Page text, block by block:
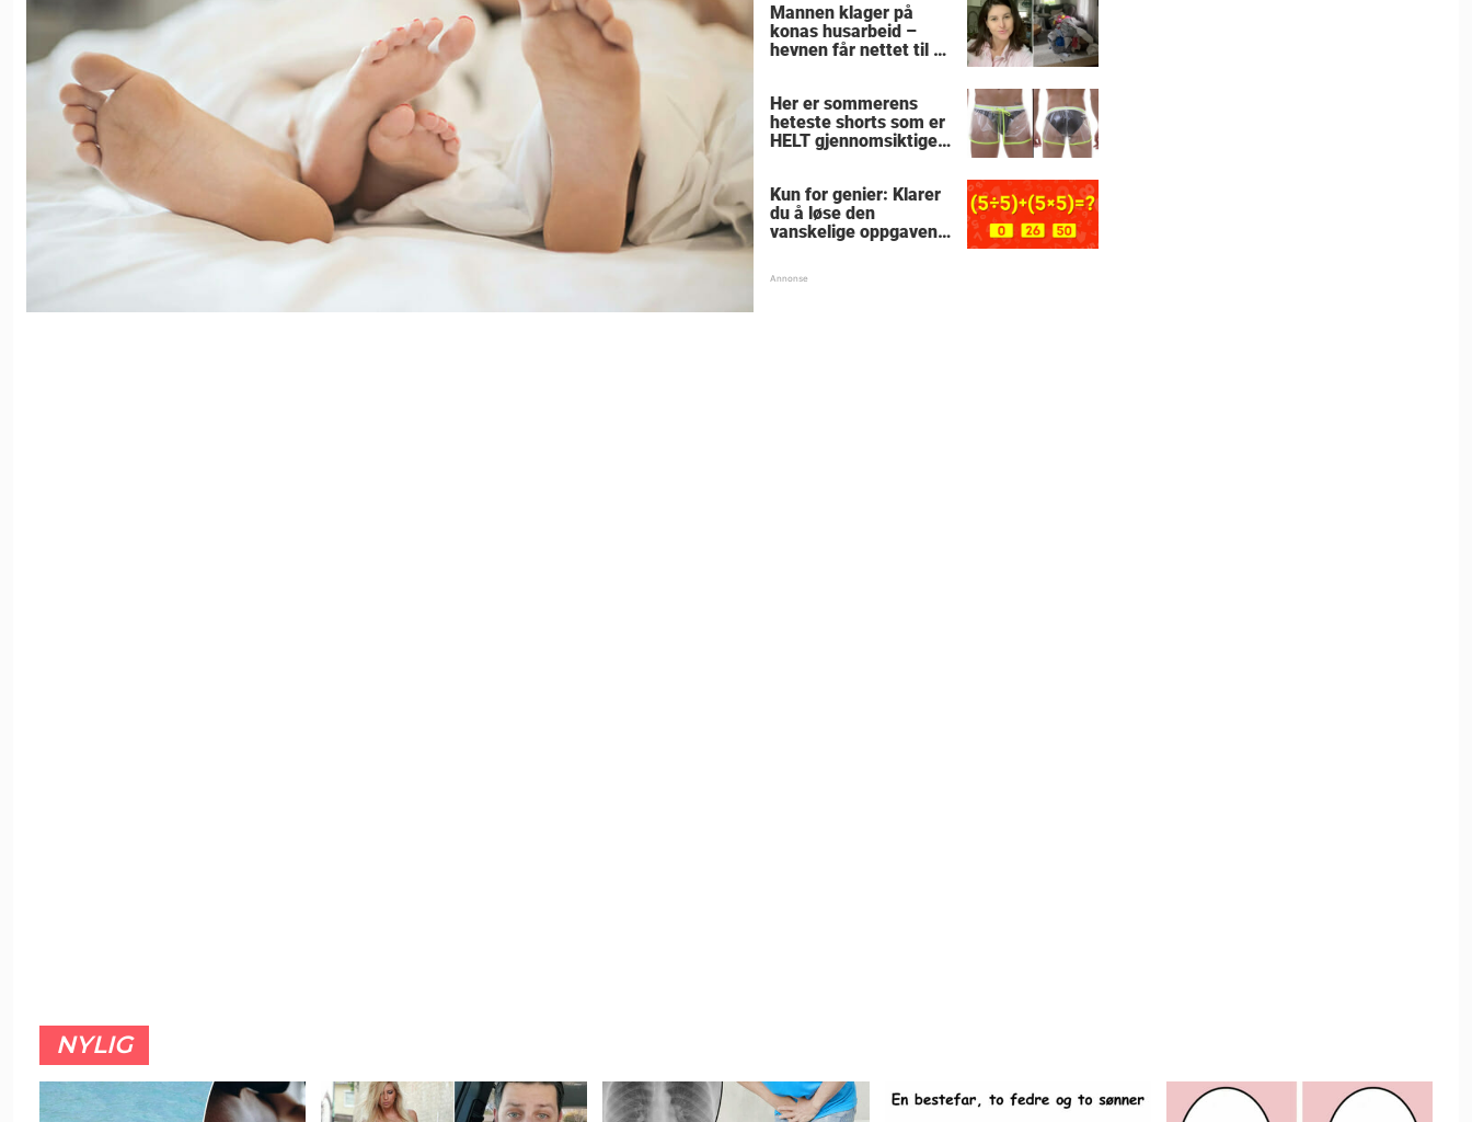
Mannen klager på
konas husarbeid –
hevnen får nettet til å
Her er sommerens
heteste shorts som er
HELT gjennomsiktige
Kun for genier: Klarer
du å løse den
vanskelige oppgaven
NYLIG